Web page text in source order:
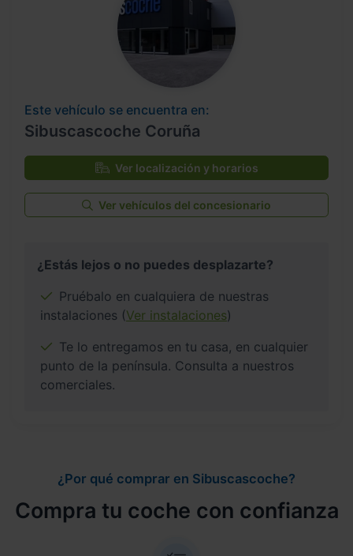
Este vehículo se encuentra en:
Sibuscascoche Coruña
Ver localización y horarios
Ver vehículos del concesionario
¿Estás lejos o no puedes desplazarte?
Pruébalo en cualquiera de nuestras
instalaciones (Ver instalaciones)
Te lo entregamos en tu casa, en cualquier
punto de la península. Consulta a nuestros
comerciales.
¿Por qué comprar en Sibuscascoche?
Compra tu coche con confianza